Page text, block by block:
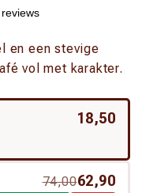
en een stevige
vol met karakter.
18,50
74,0062,90